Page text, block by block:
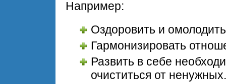
Например:
Оздоровить и
Гармонизировать
Развить в себе
очиститься от ненужных.